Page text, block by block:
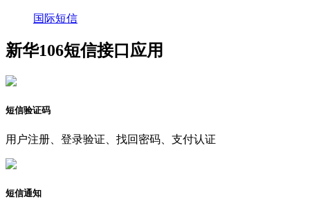
国际短信
新华106短信接口应用
短信验证码
用户注册、登录验证、找回密码、支付认证
短信通知